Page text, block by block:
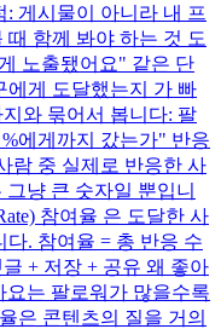
게시물이 아니라 내 프
함께 봐야 하는 것 도
노출됐어요" 같은 단
에게 도달했는지 가 빠
와 묶어서 봅니다: 팔
에게까지 갔는가" 반응
람 중 실제로 반응한 사
냥 큰 숫자일 뿐입니
참여율 은 도달한 사
. 참여율 = 총 반응 수
+ 저장 + 공유 왜 좋아
요는 팔로워가 많을수록
은 콘텐츠의 질을 거의